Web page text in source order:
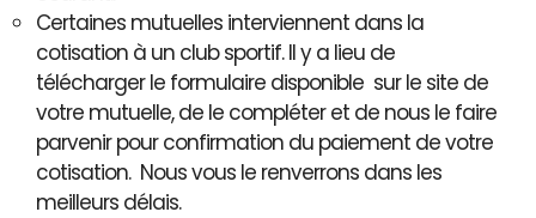
Certaines mutuelles interviennent dans la
cotisation à un club sportif. Il y a lieu de
télécharger le formulaire disponible sur le site de
votre mutuelle, de le compléter et de nous le faire
parvenir pour confirmation du paiement de votre
cotisation. Nous vous le renverrons dans les
meilleurs délais.